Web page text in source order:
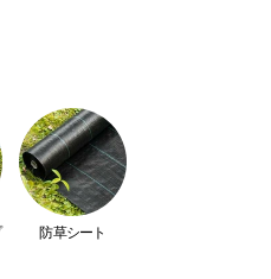
約4～6年
防草シート